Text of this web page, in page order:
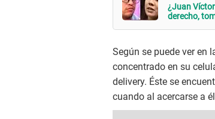
¿Juan
derecho,
Según se puede ver en
concentrado en su
delivery. Éste se
cuando al acercarse a